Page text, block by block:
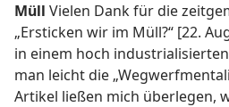
Müll Vielen Dank für die
„Ersticken wir im Müll?“ [22.
in einem hoch
man leicht die
Artikel ließen mich überlegen,